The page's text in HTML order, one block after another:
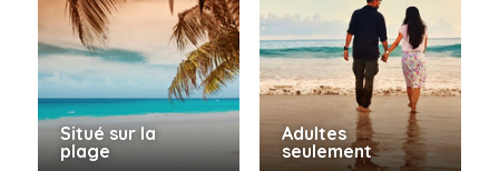
Situé sur la
plage
Adultes
seulement